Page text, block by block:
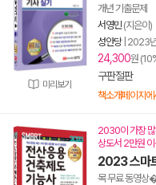
미리보기
개년 기출문제
서영민(지은이)
성안당| 2023
24,300원
구판절판
책소개페이지
2030이 가장 많
상도서 2만원
2023 스마
목 무료 동영